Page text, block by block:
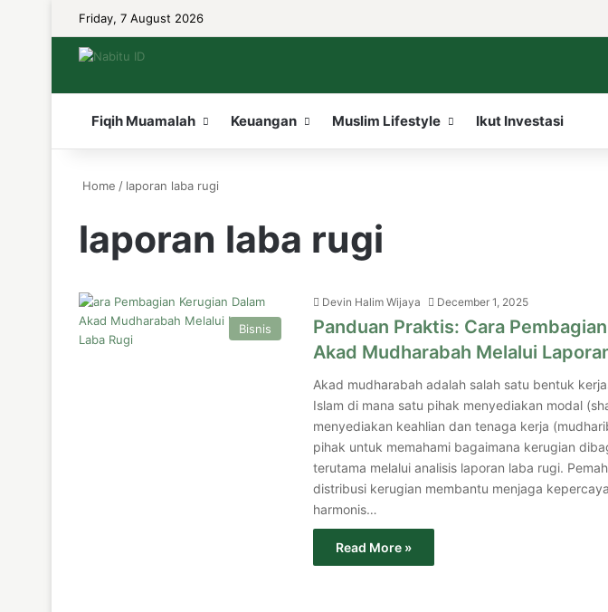
Friday, 7 August 2026
Fiqih Muamalah Keuangan Muslim Lifestyle Ikut Investasi
Home / laporan laba rugi
laporan laba rugi
Bisnis
Devin Halim Wijaya December 1, 2025
Panduan Praktis: Cara
Akad Mudharabah Melalui
Akad mudharabah adalah salah satu bentuk
Islam di mana satu pihak menyediakan modal
menyediakan keahlian dan tenaga kerja
pihak untuk memahami bagaimana kerugian
terutama melalui analisis laporan laba rugi.
distribusi kerugian membantu menjaga
harmonis…
Read More »